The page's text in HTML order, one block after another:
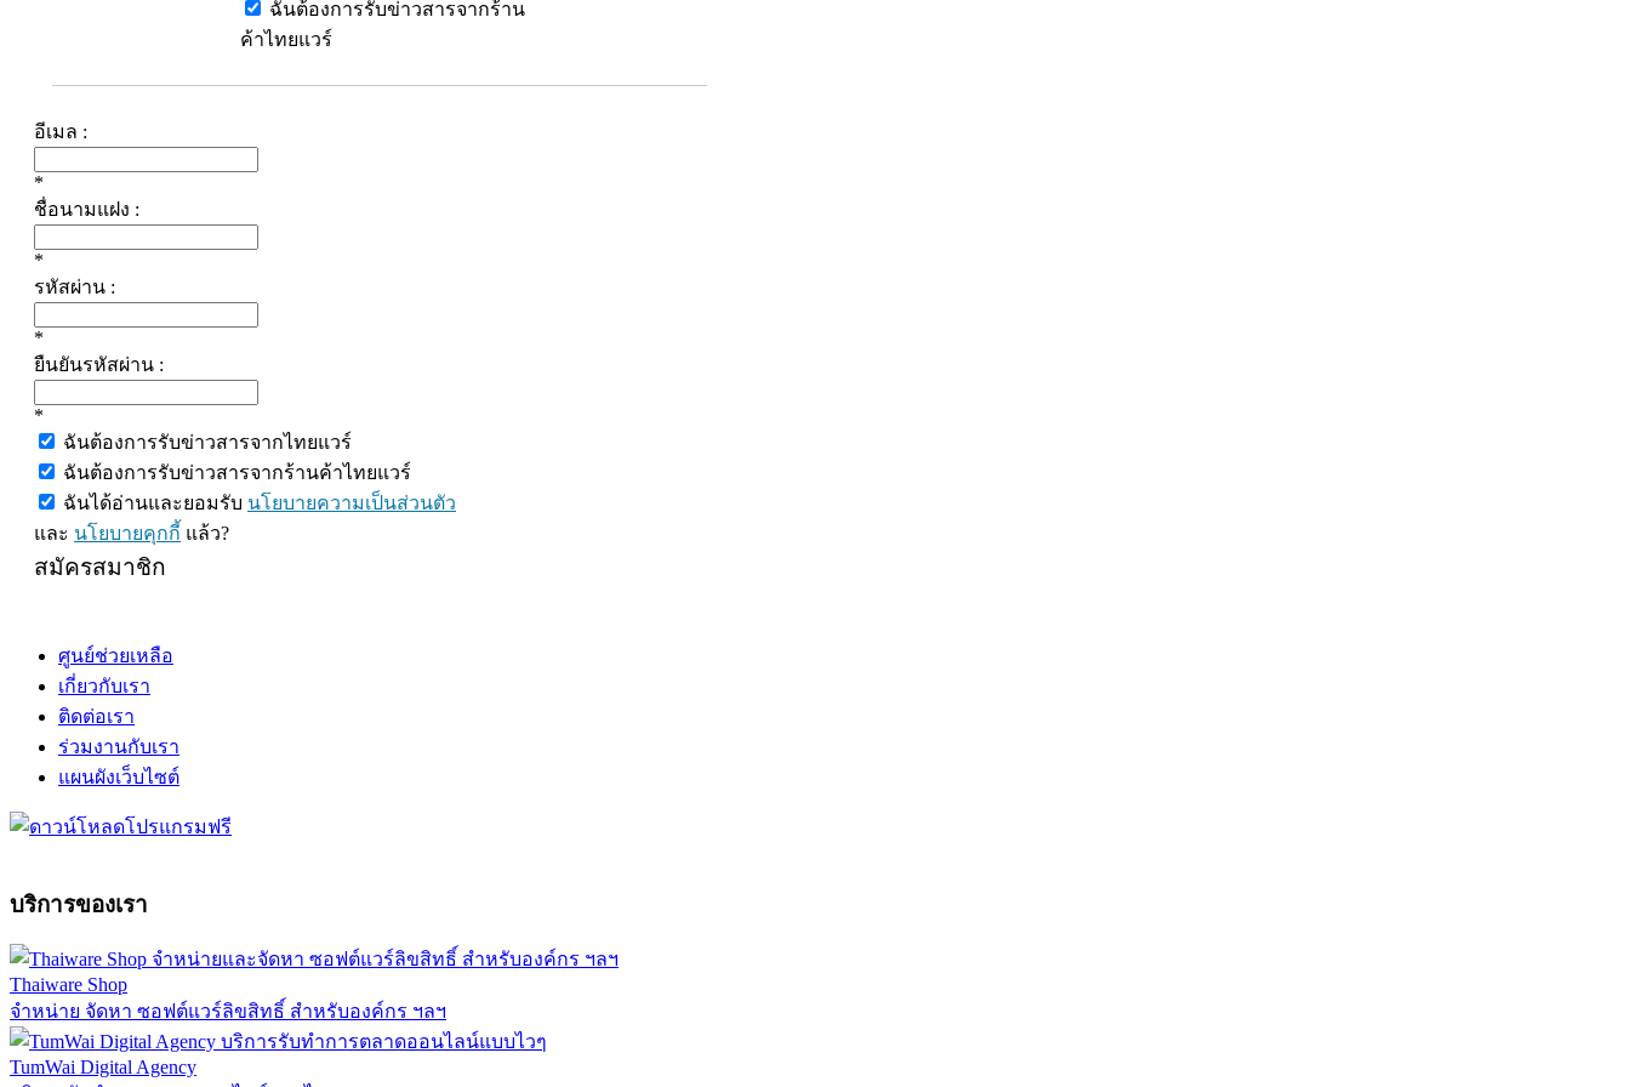
ฉันต้องการรับข่าวสารจากร้าน
ค้าไทยแวร์
อีเมล :
*
ชื่อนามแฝง :
*
รหัสผ่าน :
*
ยืนยันรหัสผ่าน :
*
ฉันต้องการรับข่าวสารจากไทยแวร์
ฉันต้องการรับข่าวสารจากร้านค้าไทยแวร์
ฉันได้อ่านและยอมรับ นโยบายความเป็นส่วนตัว
และ นโยบายคุกกี้ แล้ว?
สมัครสมาชิก
ศูนย์ช่วยเหลือ
เกี่ยวกับเรา
ติดต่อเรา
ร่วมงานกับเรา
แผนผังเว็บไซต์
บริการของเรา
Thaiware Shop
จำหน่าย จัดหา ซอฟต์แวร์ลิขสิทธิ์ สำหรับองค์กร ฯลฯ
TumWai Digital Agency